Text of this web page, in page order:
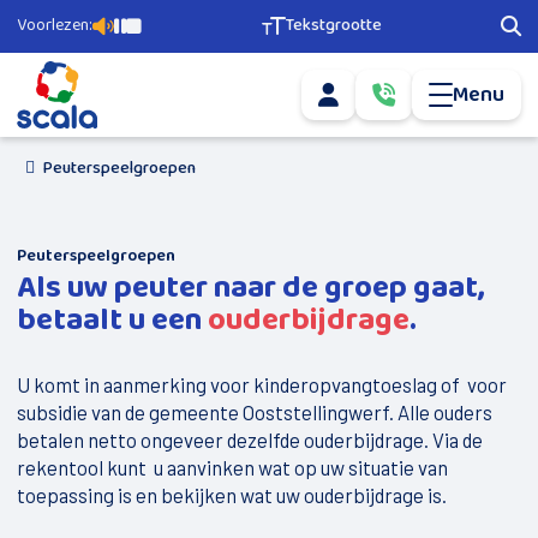
Voorlezen: Pagina voorlezen
Pauzeer voorlezen
Stop voorlezen Tekstgrootte
Tekstgrootte aanpassen
Mijn account
Mail ons via
info@scala-
welzijn.nl
Bel ons via
0­
5­
1­
­
2­
2­
Menu
Agenda
Geld en Grip
Scala Vrijwilligerscentrale
Buurtsport
Nieuwkomers
Doe mee
Peuterspeelgroepen
Peuterspeelgroepen
Als uw peuter naar de groep gaat,
betaalt u eenouderbijdrage.
U komt in aanmerking voor kinderopvangtoeslag of voor
subsidie van de gemeente Ooststellingwerf. Alle ouders
betalen netto ongeveer dezelfde ouderbijdrage. Via de
rekentool kunt u aanvinken wat op uw situatie van
toepassing is en bekijken wat uw ouderbijdrage is.